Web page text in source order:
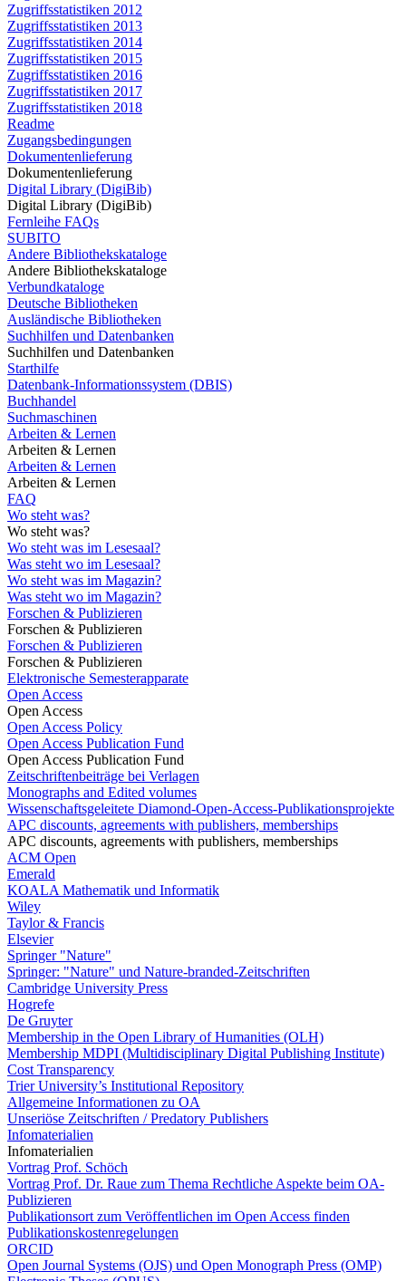
Zugriffsstatistiken 2012
Zugriffsstatistiken 2013
Zugriffsstatistiken 2014
Zugriffsstatistiken 2015
Zugriffsstatistiken 2016
Zugriffsstatistiken 2017
Zugriffsstatistiken 2018
Readme
Zugangsbedingungen
Dokumentenlieferung
Dokumentenlieferung
Digital Library (DigiBib)
Digital Library (DigiBib)
Fernleihe FAQs
SUBITO
Andere Bibliothekskataloge
Andere Bibliothekskataloge
Verbundkataloge
Deutsche Bibliotheken
Ausländische Bibliotheken
Suchhilfen und Datenbanken
Suchhilfen und Datenbanken
Starthilfe
Datenbank-Informationssystem (DBIS)
Buchhandel
Suchmaschinen
Arbeiten & Lernen
Arbeiten & Lernen
Arbeiten & Lernen
Arbeiten & Lernen
FAQ
Wo steht was?
Wo steht was?
Wo steht was im Lesesaal?
Was steht wo im Lesesaal?
Wo steht was im Magazin?
Was steht wo im Magazin?
Forschen & Publizieren
Forschen & Publizieren
Forschen & Publizieren
Forschen & Publizieren
Elektronische Semesterapparate
Open Access
Open Access
Open Access Policy
Open Access Publication Fund
Open Access Publication Fund
Zeitschriftenbeiträge bei Verlagen
Monographs and Edited volumes
Wissenschaftsgeleitete Diamond-Open-Access-Publikationsprojekte
APC discounts, agreements with publishers, memberships
APC discounts, agreements with publishers, memberships
ACM Open
Emerald
KOALA Mathematik und Informatik
Wiley
Taylor & Francis
Elsevier
Springer "Nature"
Springer: "Nature" und Nature-branded-Zeitschriften
Cambridge University Press
Hogrefe
De Gruyter
Membership in the Open Library of Humanities (OLH)
Membership MDPI (Multidisciplinary Digital Publishing Institute)
Cost Transparency
Trier University’s Institutional Repository
Allgemeine Informationen zu OA
Unseriöse Zeitschriften / Predatory Publishers
Infomaterialien
Infomaterialien
Vortrag Prof. Schöch
Vortrag Prof. Dr. Raue zum Thema Rechtliche Aspekte beim OA-
Publizieren
Publikationsort zum Veröffentlichen im Open Access finden
Publikationskostenregelungen
ORCID
Open Journal Systems (OJS) und Open Monograph Press (OMP)